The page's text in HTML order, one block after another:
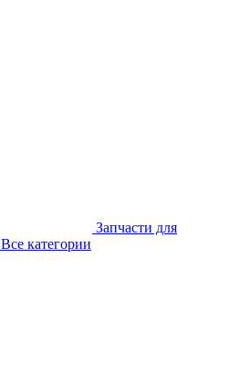
Запчасти для
Все категории